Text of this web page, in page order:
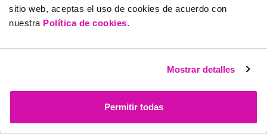
sitio web, aceptas el uso de cookies de acuerdo con
nuestra Política de cookies.
Mostrar detalles
Permitir todas